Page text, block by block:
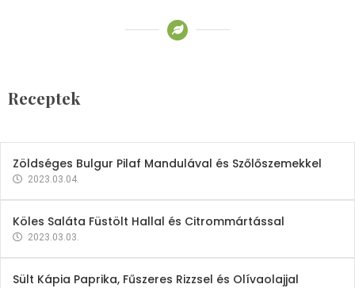
Receptek
2023.03.06.
Zöldséges Bulgur Pilaf Mandulával és Szőlőszemekkel
2023.03.04.
Köles Saláta Füstölt Hallal és Citrommártással
2023.03.03.
Sült Kápia Paprika, Fűszeres Rizzsel és Olívaolajjal